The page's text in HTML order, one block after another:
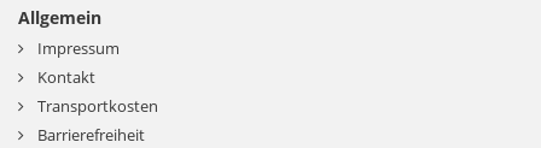
Allgemein
Impressum
Kontakt
Transportkosten
Barrierefreiheit